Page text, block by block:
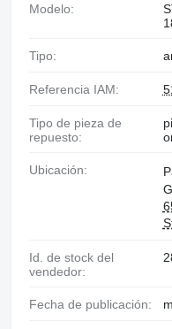
Modelo:
Tipo:
Referencia IAM:
Tipo de pieza de
repuesto:
Ubicación:
Id. de stock del
vendedor:
Fecha de publicación: